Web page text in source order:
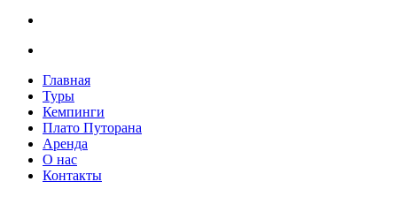
Главная
Туры
Кемпинги
Плато Путорана
Аренда
О нас
Контакты